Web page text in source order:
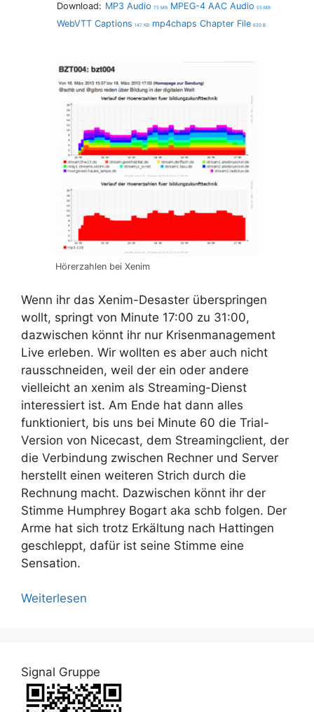
Download: MP3 Audio 75 MB MPEG-4 AAC Audio 55 MB
WebVTT Captions 147 KB mp4chaps Chapter File 620 B
Hörerzahlen bei Xenim
Wenn ihr das Xenim-Desaster überspringen
wollt, springt von Minute 17:00 zu 31:00,
dazwischen könnt ihr nur Krisenmanagement
Live erleben. Wir wollten es aber auch nicht
rausschneiden, weil der ein oder andere
vielleicht an xenim als Streaming-Dienst
interessiert ist. Am Ende hat dann alles
funktioniert, bis uns bei Minute 60 die Trial-
Version von Nicecast, dem Streamingclient, der
die Verbindung zwischen Rechner und Server
herstellt einen weiteren Strich durch die
Rechnung macht. Dazwischen könnt ihr der
Stimme Humphrey Bogart aka schb folgen. Der
Arme hat sich trotz Erkältung nach Hattingen
geschleppt, dafür ist seine Stimme eine
Sensation.
Weiterlesen
Signal Gruppe